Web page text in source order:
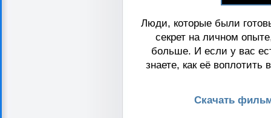
Люди, которые были
секрет на личном
больше. И если у вас
знаете, как её
Скачать